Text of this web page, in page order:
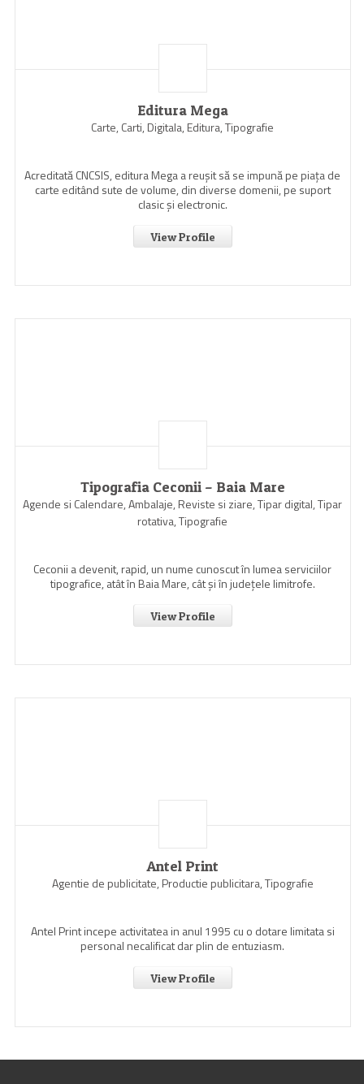
Editura Mega
Carte, Carti, Digitala, Editura, Tipografie
Acreditată CNCSIS, editura Mega a reuşit să se impună pe piaţa de
carte editând sute de volume, din diverse domenii, pe suport
clasic şi electronic.
View Profile
Tipografia Ceconii – Baia Mare
Agende si Calendare, Ambalaje, Reviste si ziare, Tipar digital, Tipar
rotativa, Tipografie
Ceconii a devenit, rapid, un nume cunoscut în lumea serviciilor
tipografice, atât în Baia Mare, cât şi în judeţele limitrofe.
View Profile
Antel Print
Agentie de publicitate, Productie publicitara, Tipografie
Antel Print incepe activitatea in anul 1995 cu o dotare limitata si
personal necalificat dar plin de entuziasm.
View Profile